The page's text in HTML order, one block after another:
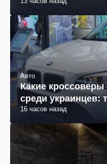
Авто
Какие
среди украинцев:
16 часов назад